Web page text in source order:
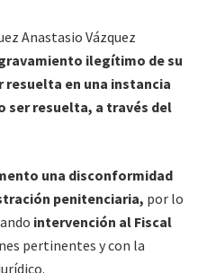
Anastasio Vázquez
ilegítimo de su
resuelta en una instancia
ser resuelta, a través del
una disconformidad
penitenciaria, por lo
intervención al Fiscal
pertinentes y con la